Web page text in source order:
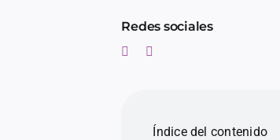
Redes sociales
Índice del contenido